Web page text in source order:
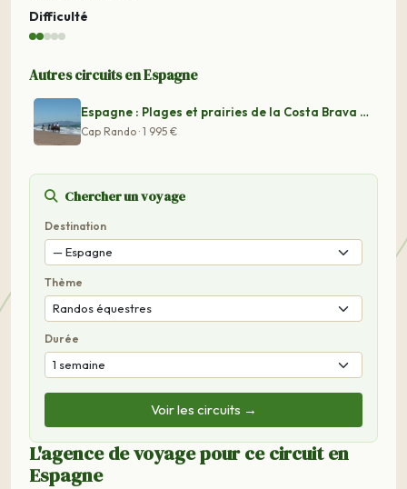
Difficulté
Autres circuits en Espagne
Espagne : Plages et prairies de la Costa Brava à cheval
Cap Rando · 1 995 €
Chercher un voyage
Destination
Thème
Durée
Voir les circuits →
L'agence de voyage pour ce circuit en
Espagne